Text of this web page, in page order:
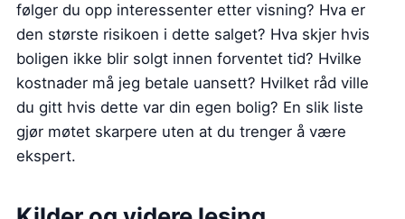
følger du opp interessenter etter visning? Hva er
den største risikoen i dette salget? Hva skjer hvis
boligen ikke blir solgt innen forventet tid? Hvilke
kostnader må jeg betale uansett? Hvilket råd ville
du gitt hvis dette var din egen bolig? En slik liste
gjør møtet skarpere uten at du trenger å være
ekspert.